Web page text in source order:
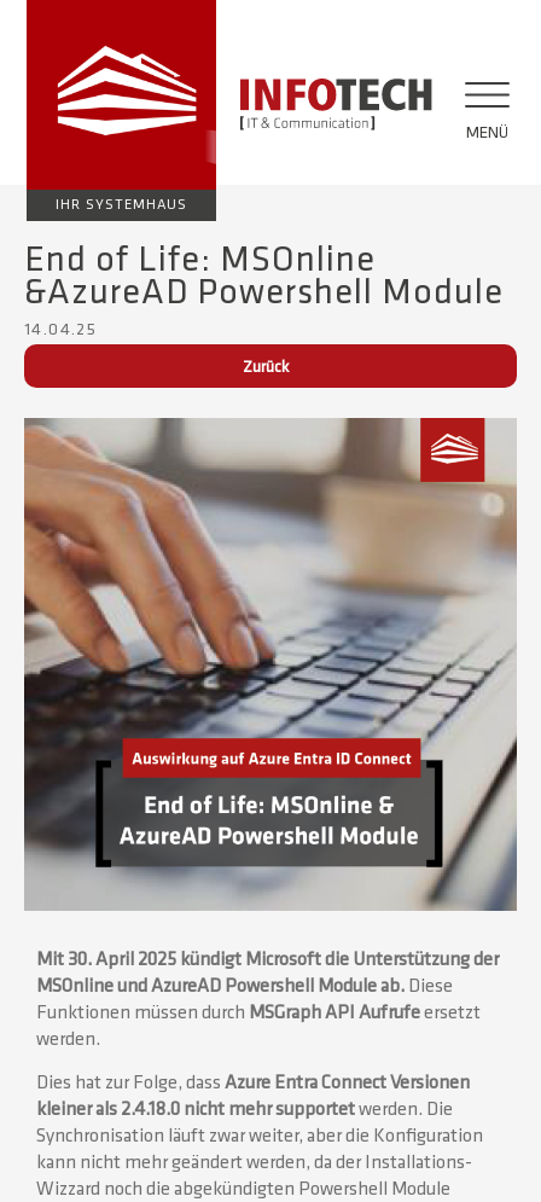
IHR SYSTEMHAUS
MENÜ
End of Life: MSOnline
&AzureAD Powershell Module
14.04.25
Zurück
Mit 30. April 2025 kündigt Microsoft die Unterstützung der
MSOnline und AzureAD Powershell Module ab. Diese
Funktionen müssen durch MSGraph API Aufrufeersetzt
werden.
Dies hat zur Folge, dass Azure Entra Connect Versionen
kleiner als 2.4.18.0 nicht mehr supportetwerden. Die
Synchronisation läuft zwar weiter, aber die Konfiguration
kann nicht mehr geändert werden, da der Installations-
Wizzard noch die abgekündigten Powershell Module